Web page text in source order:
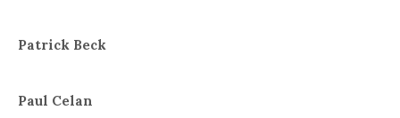
Patrick Beck
Paul Celan